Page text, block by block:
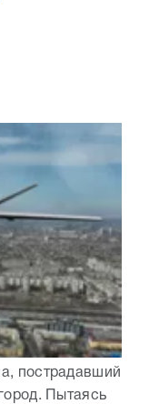
пострадавший
Пытаясь